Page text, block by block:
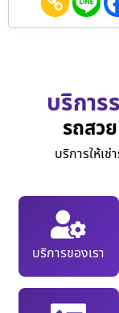
บริการ
รถสว
บริการให้เ
บริการของเรา